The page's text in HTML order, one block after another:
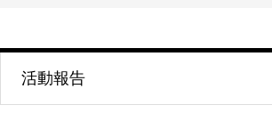
活動報告